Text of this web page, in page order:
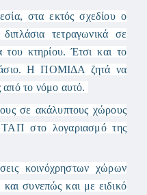
στα εκτός σχεδίου ο
τετραγωνικά σε
του κτηρίου. Έτσι και το
Η ΠΟΜΙΔΑ ζητά να
από το νόμο αυτό.
σε ακάλυπτους χώρους
στο λογαριασμό της
κοινόχρηστων χώρων
συνεπώς και με ειδικό